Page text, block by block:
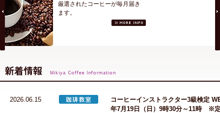
厳選されたコーヒーが毎月届き
ます。
2026.06.15
コーヒーインストラクター3級検定
年7月19日（日）9時30分～11時 ※